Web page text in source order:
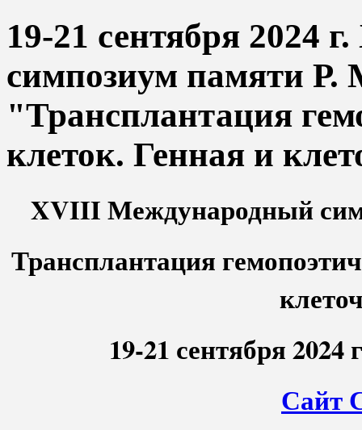
19-21 сентября 2024
симпозиум памяти Р.
"Трансплантация
клеток. Генная и
XVIII Международный
Трансплантация
19-21 сентября
Сайт